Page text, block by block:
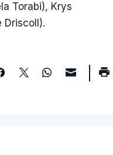
Torabi), Krys
Driscoll).